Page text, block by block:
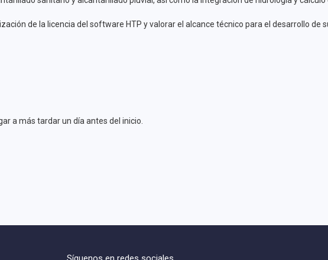
de la licencia del software HTP y valorar el alcance técnico para el desarrollo de
a más tardar un día antes del inicio.